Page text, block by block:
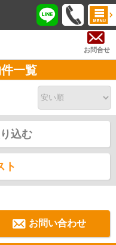
お問合せ
一覧
込む
ト
お問い合わせ